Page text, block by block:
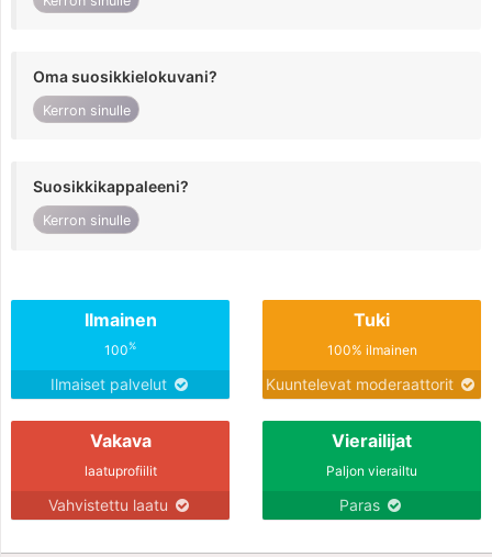
Oma suosikkielokuvani?
Kerron sinulle
Suosikkikappaleeni?
Kerron sinulle
Ilmainen
100%
Ilmaiset palvelut
Tuki
100% ilmainen
Kuuntelevat moderaattorit
Vakava
laatuprofiilit
Vahvistettu laatu
Vierailijat
Paljon vierailtu
Paras